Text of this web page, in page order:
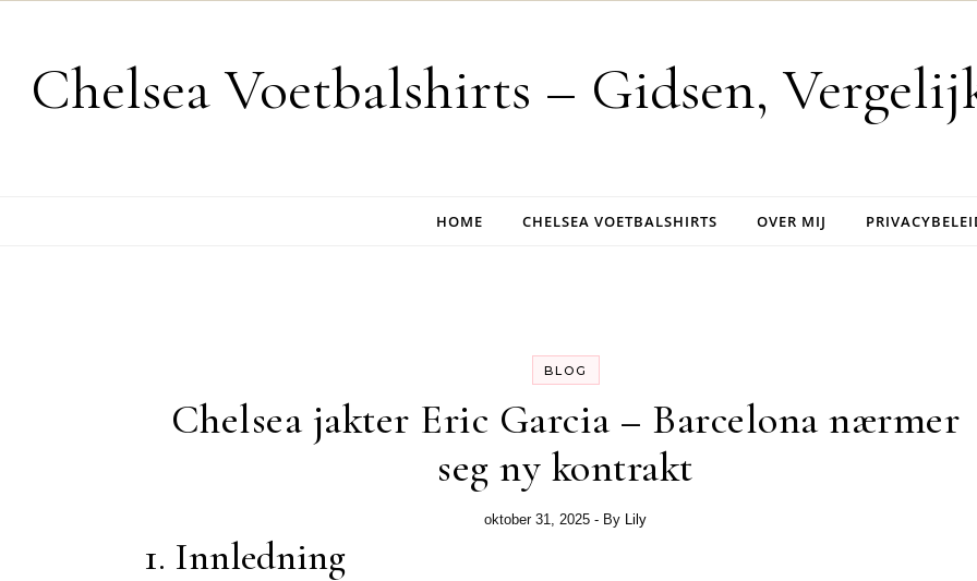
Chelsea Voetbalshirts – Gidsen,
HOME CHELSEA VOETBALSHIRTS OVER MIJ
BLOG
Chelsea jakter Eric Garcia – Barcelona nærmer
seg ny kontrakt
oktober 31, 2025 - By Lily
1. Innledning